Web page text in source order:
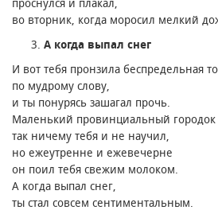
проснулся и плакал,
во вторник, когда моросил мелкий
А когда выпал снег
И вот тебя пронзила беспредельная
по мудрому слову,
и ты понурясь зашагал прочь.
Маленький провинциальный городок
так ничему тебя и не научил,
но ежеутренне и ежевечерне
он поил тебя свежим молоком.
А когда выпал снег,
ты стал совсем сентиментальным.